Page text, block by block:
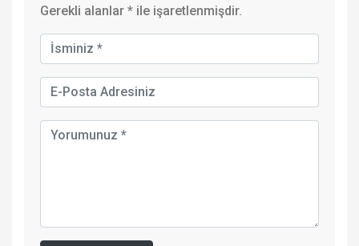
Gerekli alanlar * ile işaretlenmişdir.